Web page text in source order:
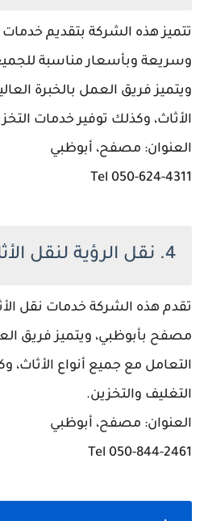
تتميز هذه الشركة بتقديم خدمات
وسريعة وبأسعار مناسبة
ويتميز فريق العمل بالخبرة
الأثاث، وكذلك توفير خدمات
العنوان: مصفح، أبوظبي
050-624-4311 Tel
4. نقل الرؤية لنقل الأثاث
تقدم هذه الشركة خدمات نقل
مصفح بأبوظبي، ويتميز فريق
التعامل مع جميع أنواع الأثاث،
التغليف والتخزين.
العنوان: مصفح، أبوظبي
050-844-2461 Tel